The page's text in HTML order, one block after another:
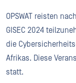
OPSWAT reisten
GISEC 2024
die
Afrikas. Diese
statt.